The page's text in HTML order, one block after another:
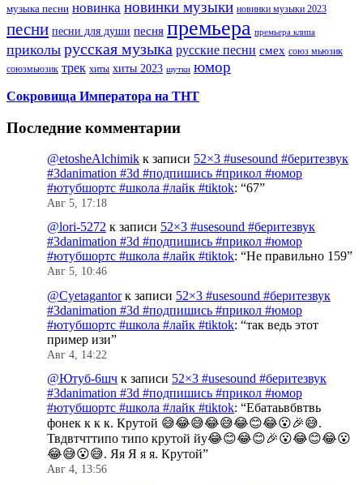
музыка песни новинка новинки музыки новинки музыки 2023
песни песни для души песня премьера премьера клипа
приколы русская музыка русские песни смех союз мьюзик
союзмьюзик трек хиты хиты 2023 шутки юмор
Сокровища Императора на ТНТ
Последние комментарии
@etosheAlchimik к записи 52×3 #usesound #беритезвук
#3danimation #3d #подпишись #прикол #юмор
#ютубшортс #школа #лайк #tiktok: “67”
Авг 5, 17:18
@lori-5272 к записи 52×3 #usesound #беритезвук
#3danimation #3d #подпишись #прикол #юмор
#ютубшортс #школа #лайк #tiktok: “Не правильно 159”
Авг 5, 10:46
@Cyetagantorк записи 52×3 #usesound #беритезвук
#3danimation #3d #подпишись #прикол #юмор
#ютубшортс #школа #лайк #tiktok: “так ведь этот
пример изи”
Авг 4, 14:22
@Ютуб-6шч к записи 52×3 #usesound #беритезвук
#3danimation #3d #подпишись #прикол #юмор
#ютубшортс #школа #лайк #tiktok: “Ебатаьвбвтвь
фонек к к к. Крутой 😅😂😅😂😅😂😊😂😮🎉😅.
Твдвтчттипо типо крутой йу😂😊😂😊🎉😮😂😊😂😮
😂😅😮😅. Яя Я я я. Крутой”
Авг 4, 13:56